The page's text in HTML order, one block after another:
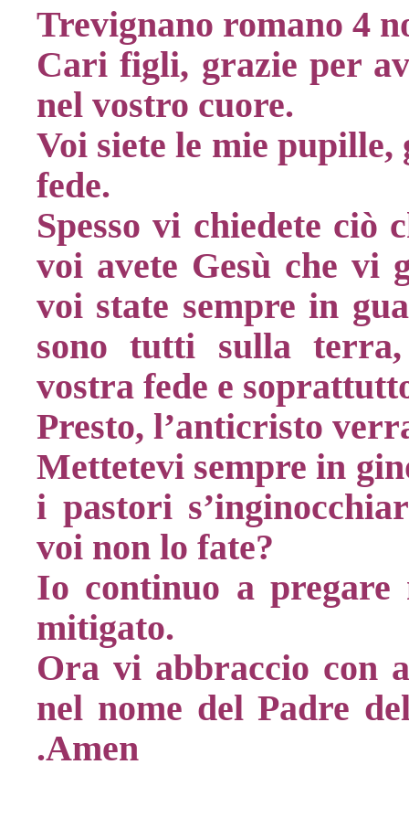
Trevignano romano 4
Cari figli, grazie per
nel vostro cuore.
Voi siete le mie
fede.
Spesso vi chiedete ciò
voi avete Gesù che vi
voi state sempre in
sono tutti sulla
vostra fede e
Presto, l’anticristo
Mettetevi sempre in
i pastori
voi non lo fate?
Io continuo a
mitigato.
Ora vi abbraccio con
nel nome del Padre
.Amen